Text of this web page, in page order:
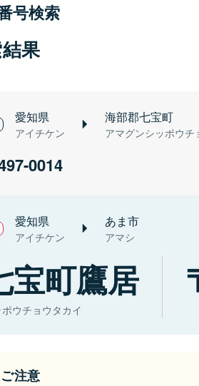
号検索
果
愛知県
アイチケン
海部郡七宝町
アマグンシッポウチ
0014
愛知県
アイチケン
あま市
アマシ
宝町鷹居
ウチョウタカイ
ご注意